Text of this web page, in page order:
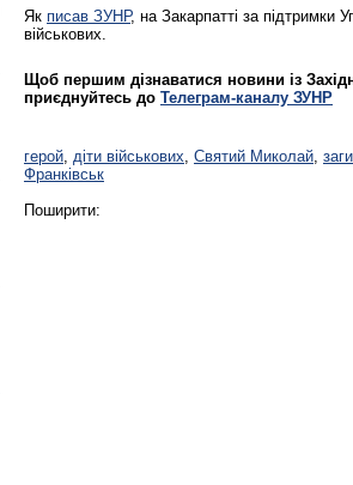
Як писав ЗУНР, на Закарпатті за підтримки
військових.
Щоб першим дізнаватися новини із
приєднуйтесь до Телеграм-каналу ЗУНР
герой, діти військових, Святий Миколай,
Франківськ
Поширити: